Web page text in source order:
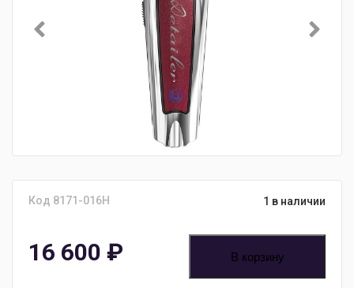
Код 8171-016H 1 в наличии
16 600 ₽ В корзину